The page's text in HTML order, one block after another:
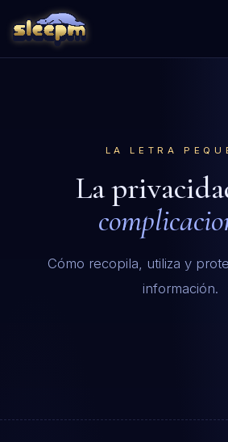
LA LETRA
La
Cómo recopila, utiliza y
información.